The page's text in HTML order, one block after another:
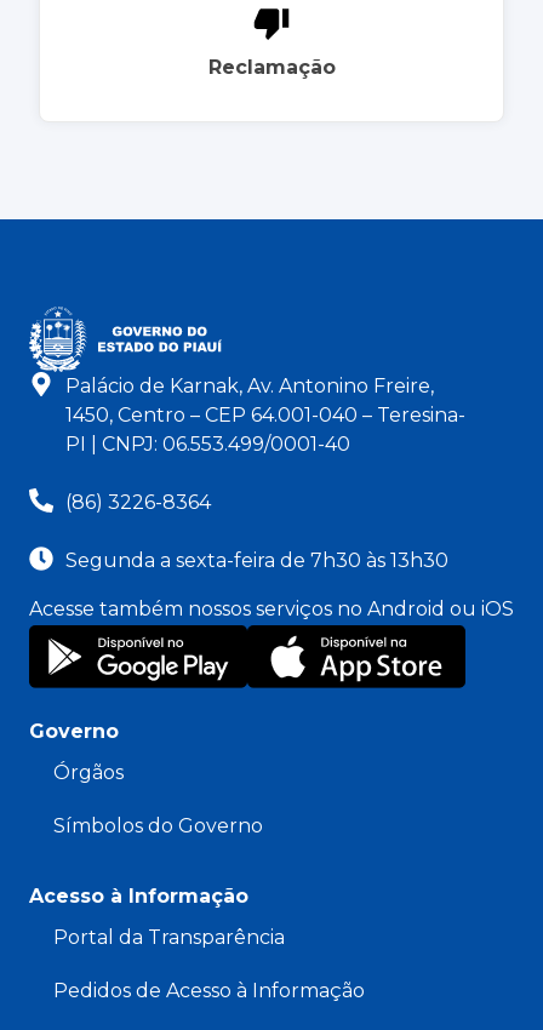
Reclamação
Palácio de Karnak, Av. Antonino Freire,
1450, Centro – CEP 64.001-040 – Teresina-
PI | CNPJ: 06.553.499/0001-40
(86) 3226-8364
Segunda a sexta-feira de 7h30 às 13h30
Acesse também nossos serviços no Android ou iOS
Governo
Órgãos
Símbolos do Governo
Acesso à Informação
Portal da Transparência
Pedidos de Acesso à Informação